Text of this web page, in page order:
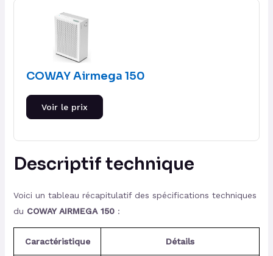
COWAY Airmega 150
Voir le prix
Descriptif technique
Voici un tableau récapitulatif des spécifications techniques
du COWAY AIRMEGA 150:
Caractéristique Détails